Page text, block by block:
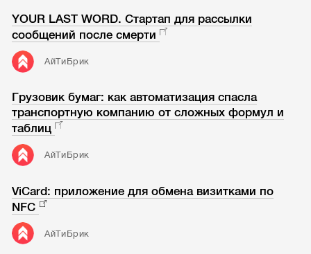
YOUR LAST WORD. Стартап для рассылки
сообщений после смерти
АйТиБрик
Грузовик бумаг: как автоматизация спасла
транспортную компанию от сложных формул и
таблиц
АйТиБрик
ViCard: приложение для обмена визитками по
NFC
АйТиБрик